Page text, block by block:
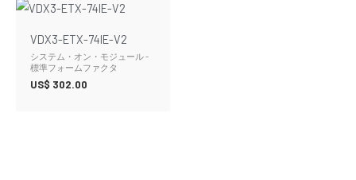
VDX3-ETX-74IE-V2
システム・オン・モジュール -
標準フォームファクタ
US$ 302.00